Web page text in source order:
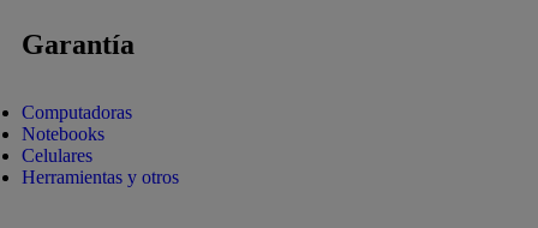
Garantía
Computadoras
Notebooks
Celulares
Herramientas y otros